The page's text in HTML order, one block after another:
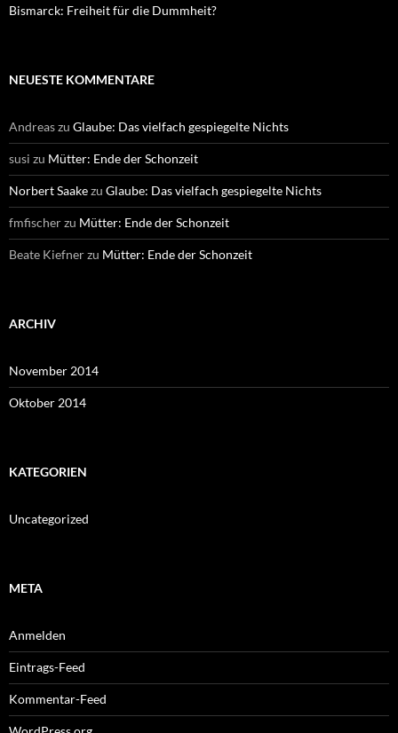
Bismarck: Freiheit für die Dummheit?
NEUESTE KOMMENTARE
Andreaszu Glaube: Das vielfach gespiegelte Nichts
susi zu Mütter: Ende der Schonzeit
Norbert Saakezu Glaube: Das vielfach gespiegelte Nichts
fmfischerzu Mütter: Ende der Schonzeit
Beate Kiefnerzu Mütter: Ende der Schonzeit
ARCHIV
November 2014
Oktober 2014
KATEGORIEN
Uncategorized
META
Anmelden
Eintrags-Feed
Kommentar-Feed